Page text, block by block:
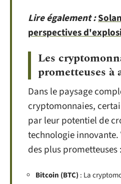
Lire également :
perspectives
Les
prometteuses à
Dans le paysage
cryptomonnaies,
par leur potentiel de
technologie
des plus prometteuses :
Bitcoin (BTC) : La